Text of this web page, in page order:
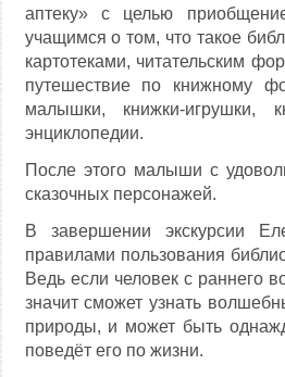
аптеку» с целью
учащимся о том, что такое
картотеками, читательским
путешествие по книжному
малышки, книжки-игрушки,
энциклопедии.
После этого малыши с
сказочных персонажей.
В завершении экскурсии
правилами пользования
Ведь если человек с раннего
значит сможет узнать
природы, и может быть
поведёт его по жизни.